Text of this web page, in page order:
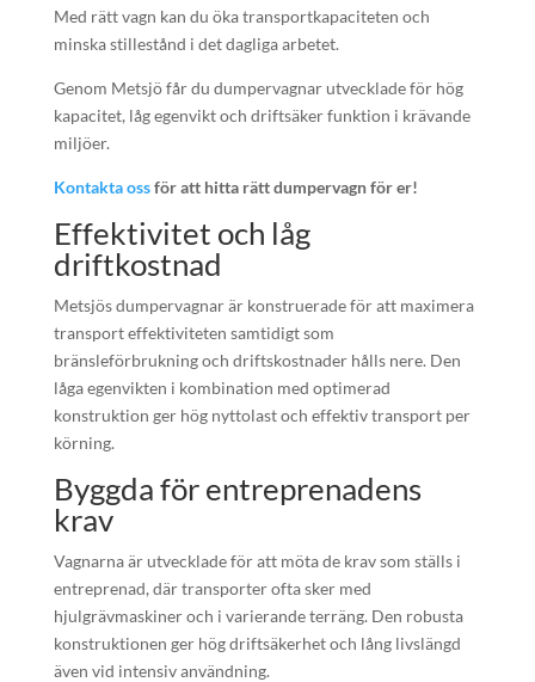
Med rätt vagn kan du öka transportkapaciteten och
minska stillestånd i det dagliga arbetet.
Genom Metsjö får du dumpervagnar utvecklade för hög
kapacitet, låg egenvikt och driftsäker funktion i krävande
miljöer.
Kontakta ossför att hitta rätt dumpervagn för er!
Effektivitet och låg
driftkostnad
Metsjös dumpervagnar är konstruerade för att maximera
transport effektiviteten samtidigt som
bränsleförbrukning och driftskostnader hålls nere. Den
låga egenvikten i kombination med optimerad
konstruktion ger hög nyttolast och effektiv transport per
körning.
Byggda för entreprenadens
krav
Vagnarna är utvecklade för att möta de krav som ställs i
entreprenad, där transporter ofta sker med
hjulgrävmaskiner och i varierande terräng. Den robusta
konstruktionen ger hög driftsäkerhet och lång livslängd
även vid intensiv användning.